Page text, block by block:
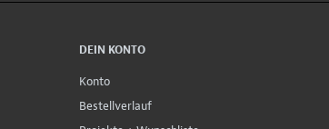
DEIN KONTO
Konto
Bestellverlauf